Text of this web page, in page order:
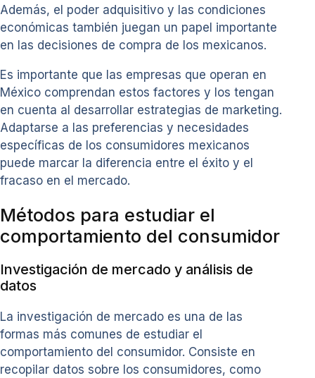
Además, el poder adquisitivo y las condiciones
económicas también juegan un papel importante
en las decisiones de compra de los mexicanos.
Es importante que las empresas que operan en
México comprendan estos factores y los tengan
en cuenta al desarrollar estrategias de marketing.
Adaptarse a las preferencias y necesidades
específicas de los consumidores mexicanos
puede marcar la diferencia entre el éxito y el
fracaso en el mercado.
Métodos para estudiar el
comportamiento del consumidor
Investigación de mercado y análisis de
datos
La investigación de mercado es una de las
formas más comunes de estudiar el
comportamiento del consumidor. Consiste en
recopilar datos sobre los consumidores, como